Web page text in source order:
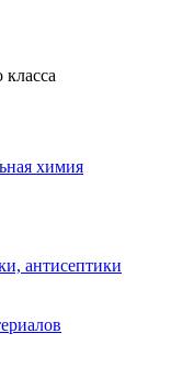
класса
химия
антисептики